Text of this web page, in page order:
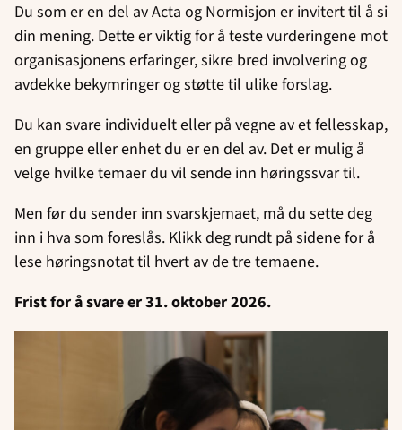
Du som er en del av Acta og Normisjon er invitert til å si
din mening. Dette er viktig for å teste vurderingene mot
organisasjonens erfaringer, sikre bred involvering og
avdekke bekymringer og støtte til ulike forslag.
Du kan svare individuelt eller på vegne av et fellesskap,
en gruppe eller enhet du er en del av. Det er mulig å
velge hvilke temaer du vil sende inn høringssvar til.
Men før du sender inn svarskjemaet, må du sette deg
inn i hva som foreslås. Klikk deg rundt på sidene for å
lese høringsnotat til hvert av de tre temaene.
Frist for å svare er 31. oktober 2026.